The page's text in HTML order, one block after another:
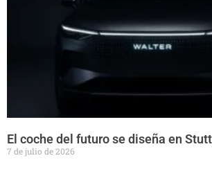
El coche del futuro se diseña en
7 de julio de 2026